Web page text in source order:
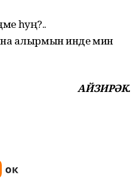
һуң?..
ҡалырмын инде мин
АЙЗИРӘК.